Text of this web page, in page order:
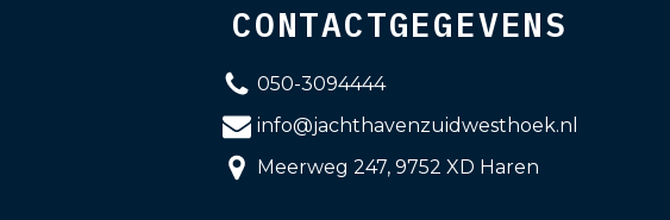
CONTACTGEGEVENS
050-3094444
info@jachthavenzuidwesthoek.nl
Meerweg 247, 9752 XD Haren